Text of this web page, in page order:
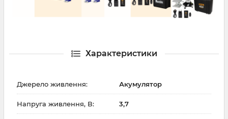
Характеристики
Джерело живлення: Акумулятор
Напруга живлення, В: 3,7